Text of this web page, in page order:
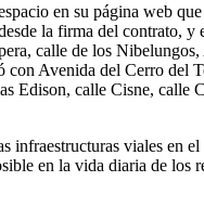
en su página web
la firma del contrato, y
calle de los
Avenida del Cerro del
Edison, calle Cisne, calle
infraestructuras viales en
en la vida diaria de los